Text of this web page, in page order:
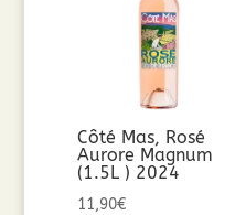
Côté Mas, Rosé
Aurore Magnum
(1.5L ) 2024
11,90€